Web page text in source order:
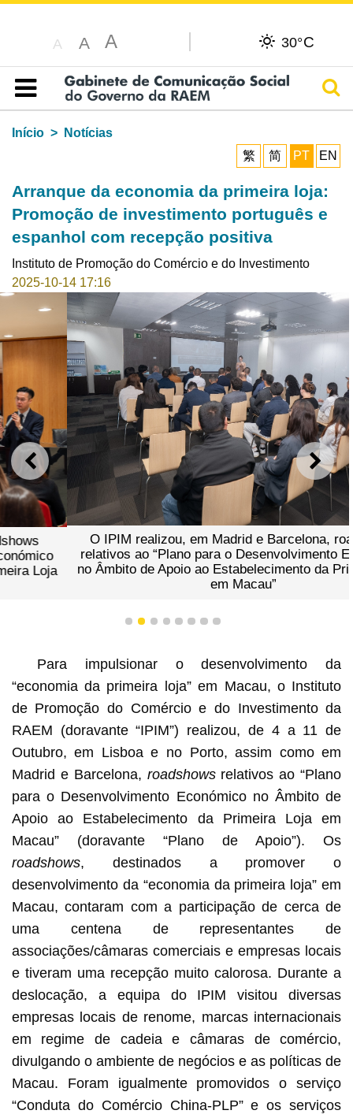
A A A 30°C
Índice
Início
Notícias
繁
简 PT EN
Arranque da economia da primeira loja:
Promoção de investimento português e
espanhol com recepção positiva
Instituto de Promoção do Comércio e do Investimento
2025-10-14 17:16
ANTERIOR
O IPIM realizou, em Madrid e Barcelona, roadshows
relativos ao “Plano para o Desenvolvimento Económico
no Âmbito de Apoio ao Estabelecimento da Primeira Loja
1 2 3 4 5 6 7 8
Para impulsionar o desenvolvimento da
“economia da primeira loja” em Macau, o Instituto
de Promoção do Comércio e do Investimento da
RAEM (doravante “IPIM”) realizou, de 4 a 11 de
Outubro, em Lisboa e no Porto, assim como em
Madrid e Barcelona, roadshows relativos ao “Plano
para o Desenvolvimento Económico no Âmbito de
Apoio ao Estabelecimento da Primeira Loja em
Macau”
(doravante “Plano de Apoio”). Os
roadshows, destinados a promover o
desenvolvimento da “economia da primeira loja” em
Macau, contaram com a participação de cerca de
uma centena de representantes de
associações/câmaras comerciais e empresas locais
e tiveram uma recepção muito calorosa. Durante a
deslocação, a equipa do IPIM visitou diversas
empresas locais de renome, marcas internacionais
em regime de cadeia e câmaras de comércio,
divulgando o ambiente de negócios e as políticas de
Macau. Foram igualmente promovidos o serviço
“Conduta do Comércio China-PLP” e os serviços